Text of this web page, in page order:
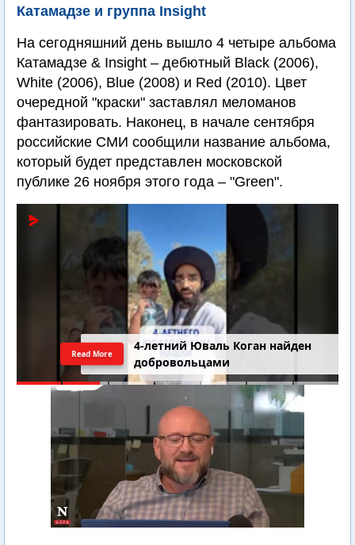
Катамадзе и группа Insight
На сегодняшний день вышло 4 четыре альбома
Катамадзе & Insight – дебютный Black (2006),
White (2006), Blue (2008) и Red (2010). Цвет
очередной "краски" заставлял меломанов
фантазировать. Наконец, в начале сентября
российские СМИ сообщили название альбома,
который будет представлен московской
публике 26 ноября этого года – "Green".
4-летний Юваль Коган найден
добровольцами
Read More